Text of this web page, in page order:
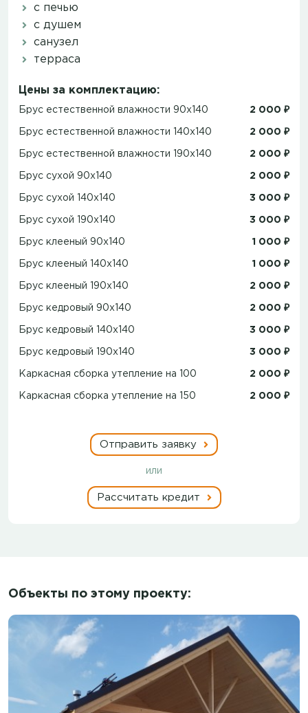
с печью
с душем
санузел
терраса
Цены за комплектацию:
Брус естественной влажности 90x140 2 000 ₽
Брус естественной влажности 140x140 2 000 ₽
Брус естественной влажности 190x140 2 000 ₽
Брус сухой 90x140 2 000 ₽
Брус сухой 140x140 3 000 ₽
Брус сухой 190x140 3 000 ₽
Брус клееный 90x140 1 000 ₽
Брус клееный 140x140 1 000 ₽
Брус клееный 190x140 2 000 ₽
Брус кедровый 90x140 2 000 ₽
Брус кедровый 140x140 3 000 ₽
Брус кедровый 190x140 3 000 ₽
Каркасная сборка утепление на 100 2 000 ₽
Каркасная сборка утепление на 150 2 000 ₽
Отправить заявку
или
Рассчитать кредит
Объекты по этому проекту: